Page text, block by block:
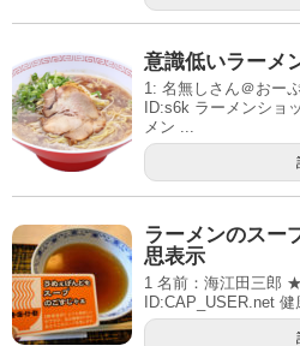
意識低いラーメ
1: 名無しさん＠おー
ID:s6k ラーメンショ
メン ...
ラーメンのスー
思表示
1 名前：海江田三郎
ID:CAP_USER.net 健